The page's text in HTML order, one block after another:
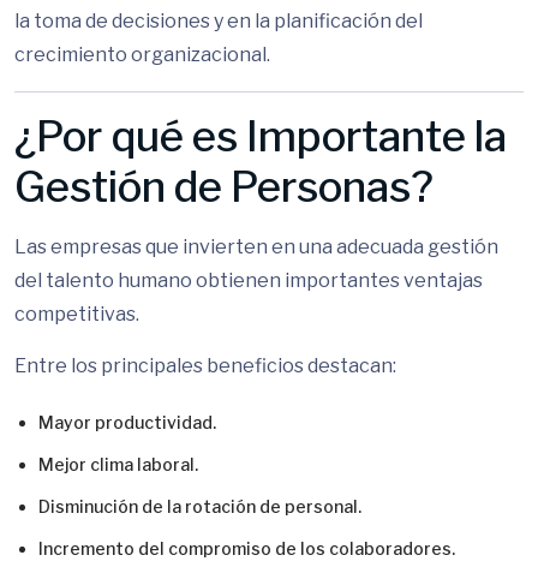
la toma de decisiones y en la planificación del
crecimiento organizacional.
¿Por qué es Importante la
Gestión de Personas?
Las empresas que invierten en una adecuada gestión
del talento humano obtienen importantes ventajas
competitivas.
Entre los principales beneficios destacan:
Mayor productividad.
Mejor clima laboral.
Disminución de la rotación de personal.
Incremento del compromiso de los colaboradores.